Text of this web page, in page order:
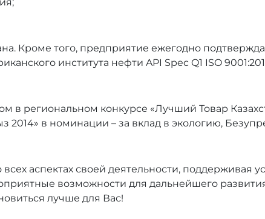
Кроме того, предприятие ежегодно
института нефти API Spec Q1 ISO
конкурсе «Лучший Товар
в номинации – за вклад в экологию,
аспектах своей деятельности,
возможности для дальнейшего
лучше для Вас!